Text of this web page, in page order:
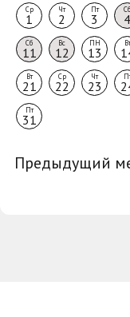
Ср
1
Чт
2
Пт
3
Сб
4
Сб
11
Вс
12
ПН
13
Вт
Вт
21
Ср
22
Чт
23
Пт
31
Предыдущий